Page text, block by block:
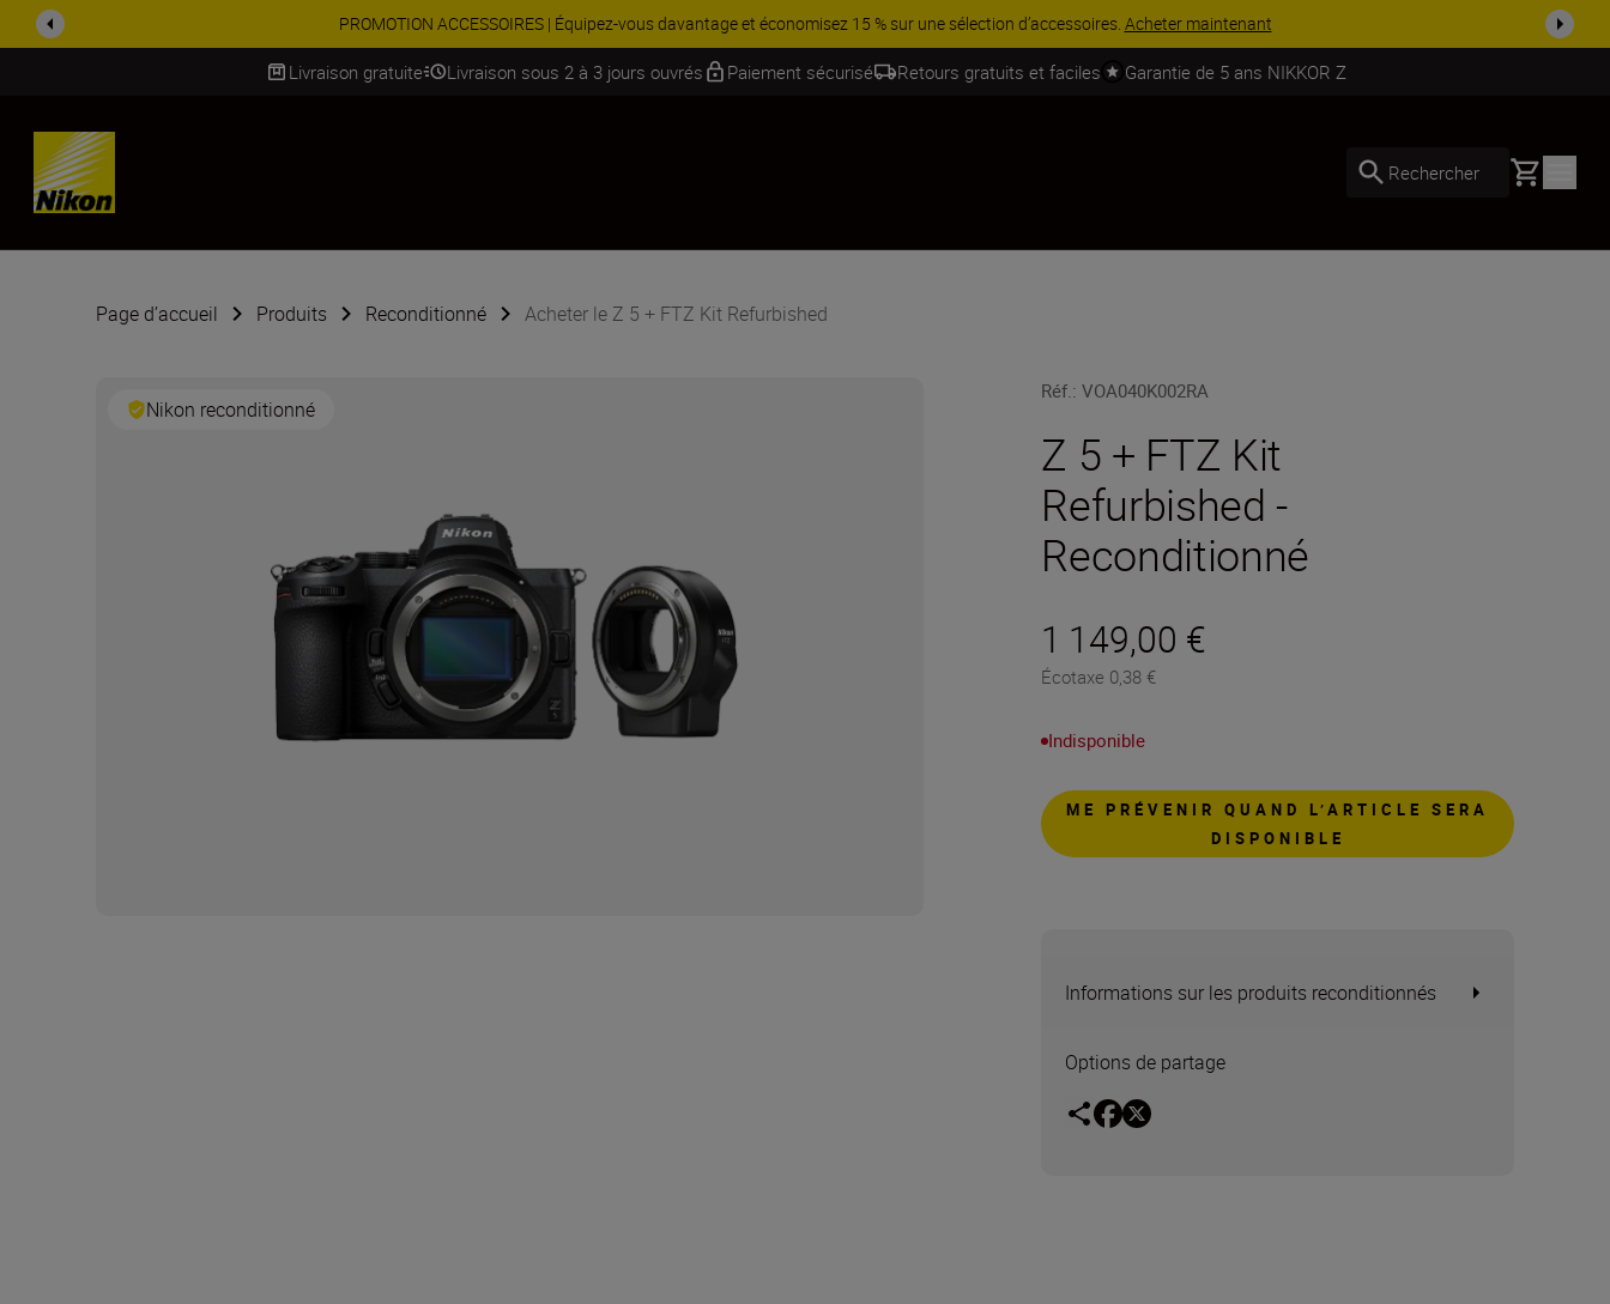
PROMOTION ACCESSOIRES | Équipez-vous davantage et économisez 15 % sur une sélection d’accessoires. Acheter maintenant
Livraison gratuite Livraison sous 2 à 3 jours ouvrés Paiement sécurisé Retours gratuits et faciles Garantie de 5 ans NIKKOR Z
SKIP
Rechercher Basket
Page d’accueil Produits Reconditionné Acheter le Z 5 + FTZ Kit Refurbished
Nikon reconditionné
Réf.:VOA040K002RA
Z 5 + FTZ Kit
Refurbished -
Reconditionné
1 149,00 €
Écotaxe 0,38 €
Indisponible
ME PRÉVENIR QUAND L’ARTICLE SERA
DISPONIBLE
Informations sur les produits reconditionnés
Options de partage